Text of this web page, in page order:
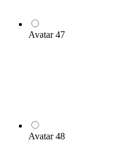
Avatar 47
Avatar 48